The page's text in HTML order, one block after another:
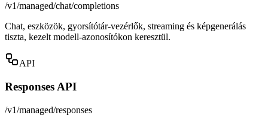
/v1/managed/chat/completions
Chat, eszközök, gyorsítótár-vezérlők, streaming és képgenerálás
tiszta, kezelt modell-azonosítókon keresztül.
API
Responses API
/v1/managed/responses